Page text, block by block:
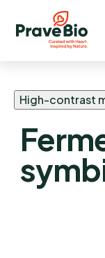
Přejít
High-contrast